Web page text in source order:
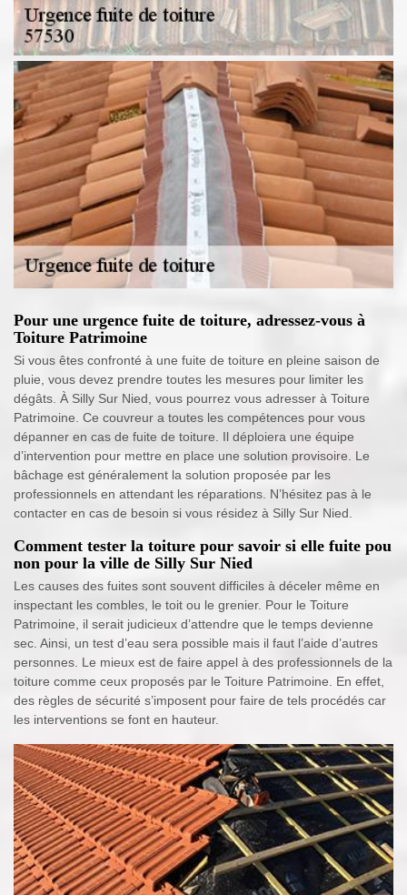
Pour une urgence fuite de toiture, adressez-vous à
Toiture Patrimoine
Si vous êtes confronté à une fuite de toiture en pleine saison de
pluie, vous devez prendre toutes les mesures pour limiter les
dégâts. À Silly Sur Nied, vous pourrez vous adresser à Toiture
Patrimoine. Ce couvreur a toutes les compétences pour vous
dépanner en cas de fuite de toiture. Il déploiera une équipe
d’intervention pour mettre en place une solution provisoire. Le
bâchage est généralement la solution proposée par les
professionnels en attendant les réparations. N’hésitez pas à le
contacter en cas de besoin si vous résidez à Silly Sur Nied.
Comment tester la toiture pour savoir si elle fuite pou
non pour la ville de Silly Sur Nied
Les causes des fuites sont souvent difficiles à déceler même en
inspectant les combles, le toit ou le grenier. Pour le Toiture
Patrimoine, il serait judicieux d’attendre que le temps devienne
sec. Ainsi, un test d’eau sera possible mais il faut l’aide d’autres
personnes. Le mieux est de faire appel à des professionnels de la
toiture comme ceux proposés par le Toiture Patrimoine. En effet,
des règles de sécurité s’imposent pour faire de tels procédés car
les interventions se font en hauteur.